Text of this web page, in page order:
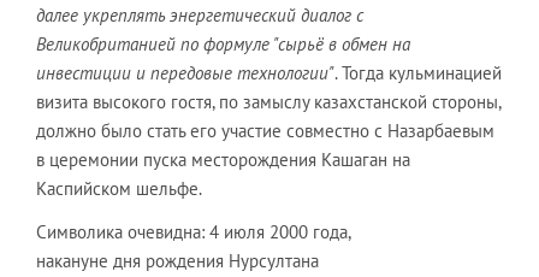
далее укреплять энергетический диалог с
Великобританией по формуле "сырьё в обмен на
инвестиции и передовые технологии". Тогда кульминацией
визита высокого гостя, по замыслу казахстанской стороны,
должно было стать его участие совместно с Назарбаевым
в церемонии пуска месторождения Кашаган на
Каспийском шельфе.
Символика очевидна: 4 июля 2000 года,
накануне дня рождения Нурсултана